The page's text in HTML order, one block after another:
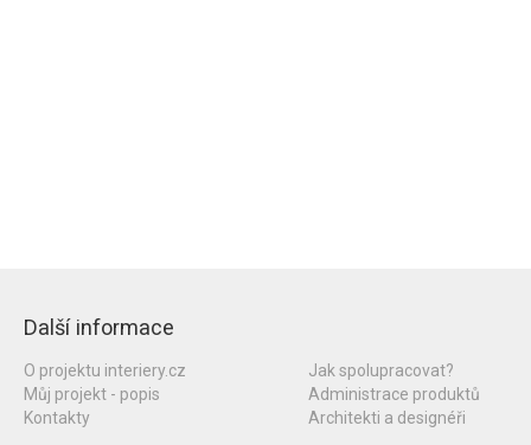
Další informace
O projektu interiery.cz
Můj projekt - popis
Kontakty
Jak spolupracovat?
Administrace produktů
Architekti a designéři